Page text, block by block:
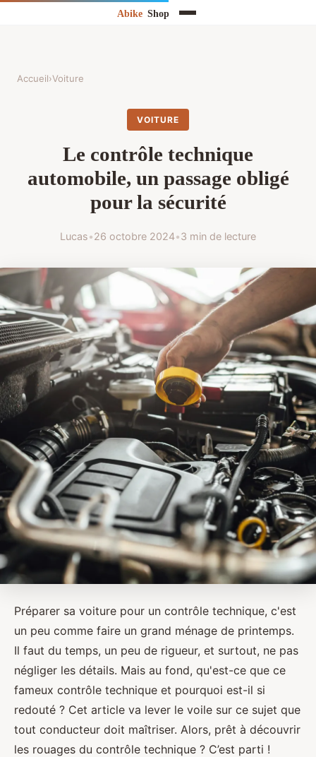
Accueil›Voiture
VOITURE
Le contrôle technique
automobile, un passage obligé
pour la sécurité
Lucas•26 octobre 2024•3 min de lecture
Préparer sa voiture pour un contrôle technique, c'est
un peu comme faire un grand ménage de printemps.
Il faut du temps, un peu de rigueur, et surtout, ne pas
négliger les détails. Mais au fond, qu'est-ce que ce
fameux contrôle technique et pourquoi est-il si
redouté ? Cet article va lever le voile sur ce sujet que
tout conducteur doit maîtriser. Alors, prêt à découvrir
les rouages du contrôle technique ? C’est parti !